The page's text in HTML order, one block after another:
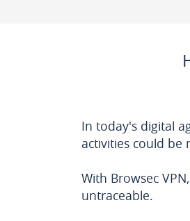
In today's digital
activities could be
With Browsec
untraceable.